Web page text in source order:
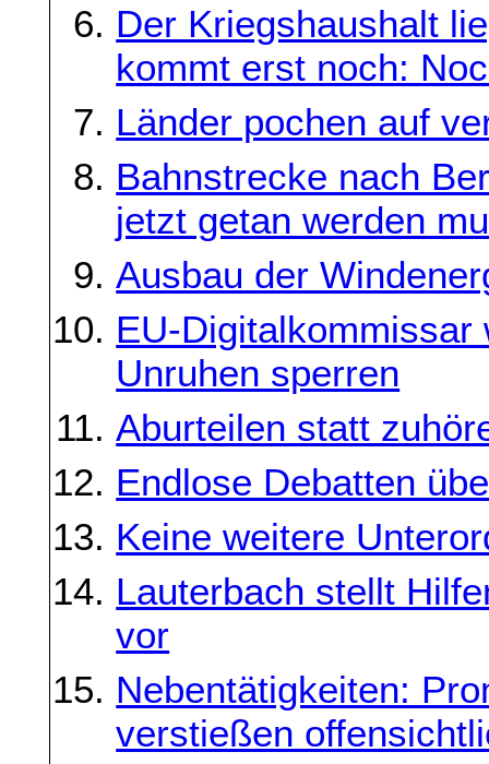
Der Kriegshaushalt
kommt erst noch:
Länder pochen auf
Bahnstrecke nach
jetzt getan werden
Ausbau der
EU-
Unruhen sperren
Aburteilen statt
Endlose Debatten
Keine weitere
Lauterbach stellt
vor
Nebentätigkeiten:
verstießen